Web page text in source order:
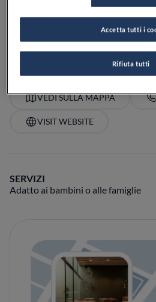
Piazza della Vittoria, 580067Sorrento
CHIUSO ApreMartedì,00:00-
VEDI SULLA MAPPA
VISIT WEBSITE
SERVIZI
Adatto ai bambini o alle famiglie
Rifiuta tutti
Accetta tutti i